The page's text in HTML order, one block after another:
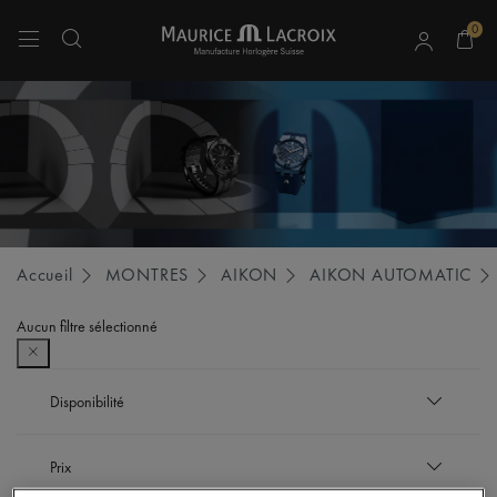
0
Utiliser les touches haut et bas pour naviguer dans les résultats de recherche.
Accueil MONTRES AIKON AIKON AUTOMATIC
Aucun filtre sélectionné
Disponibilité
Prix